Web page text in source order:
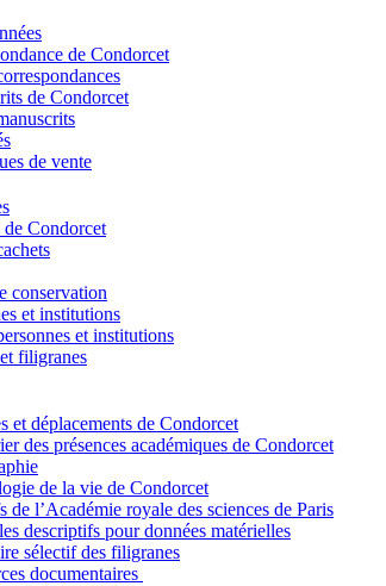
de Condorcet
de Condorcet
de vente
de Condorcet
conservation
et institutions
et institutions
filigranes
et déplacements de Condorcet
des présences académiques de Condorcet
de la vie de Condorcet
de l’Académie royale des sciences de Paris
descriptifs pour données matérielles
sélectif des filigranes
documentaires